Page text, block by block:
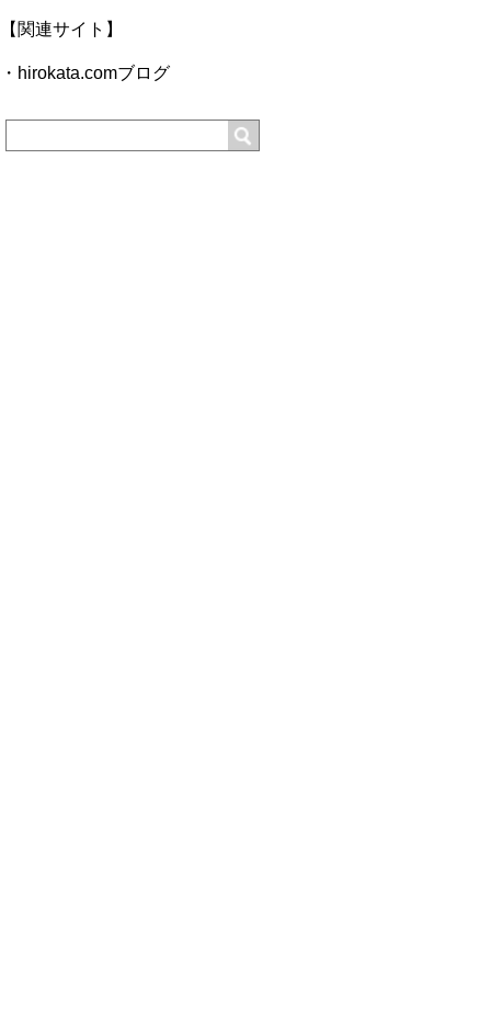
【関連サイト】
・ hirokata.comブログ